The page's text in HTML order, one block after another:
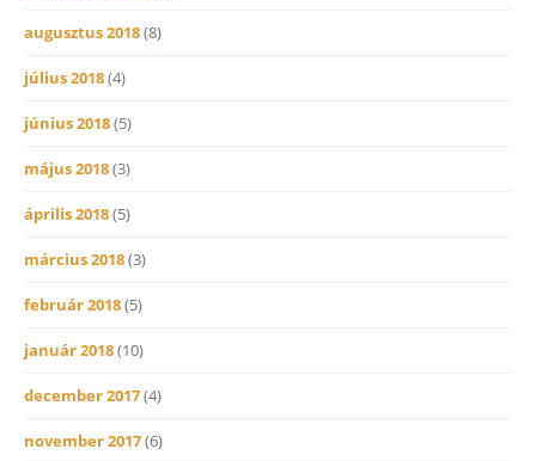
augusztus 2018(8)
július 2018(4)
június 2018(5)
május 2018(3)
április 2018(5)
március 2018(3)
február 2018(5)
január 2018(10)
december 2017(4)
november 2017(6)